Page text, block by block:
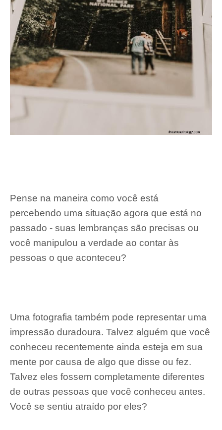
Pense na maneira como você está
percebendo uma situação agora que está no
passado - suas lembranças são precisas ou
você manipulou a verdade ao contar às
pessoas o que aconteceu?
Uma fotografia também pode representar uma
impressão duradoura. Talvez alguém que você
conheceu recentemente ainda esteja em sua
mente por causa de algo que disse ou fez.
Talvez eles fossem completamente diferentes
de outras pessoas que você conheceu antes.
Você se sentiu atraído por eles?